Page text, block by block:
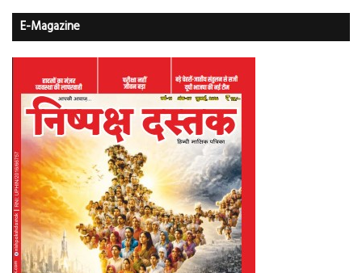
E-Magazine